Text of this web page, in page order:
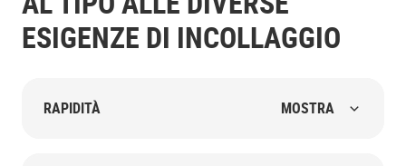
ESIGENZE DI INCOLLAGGIO
RAPIDITÀ MOSTRA